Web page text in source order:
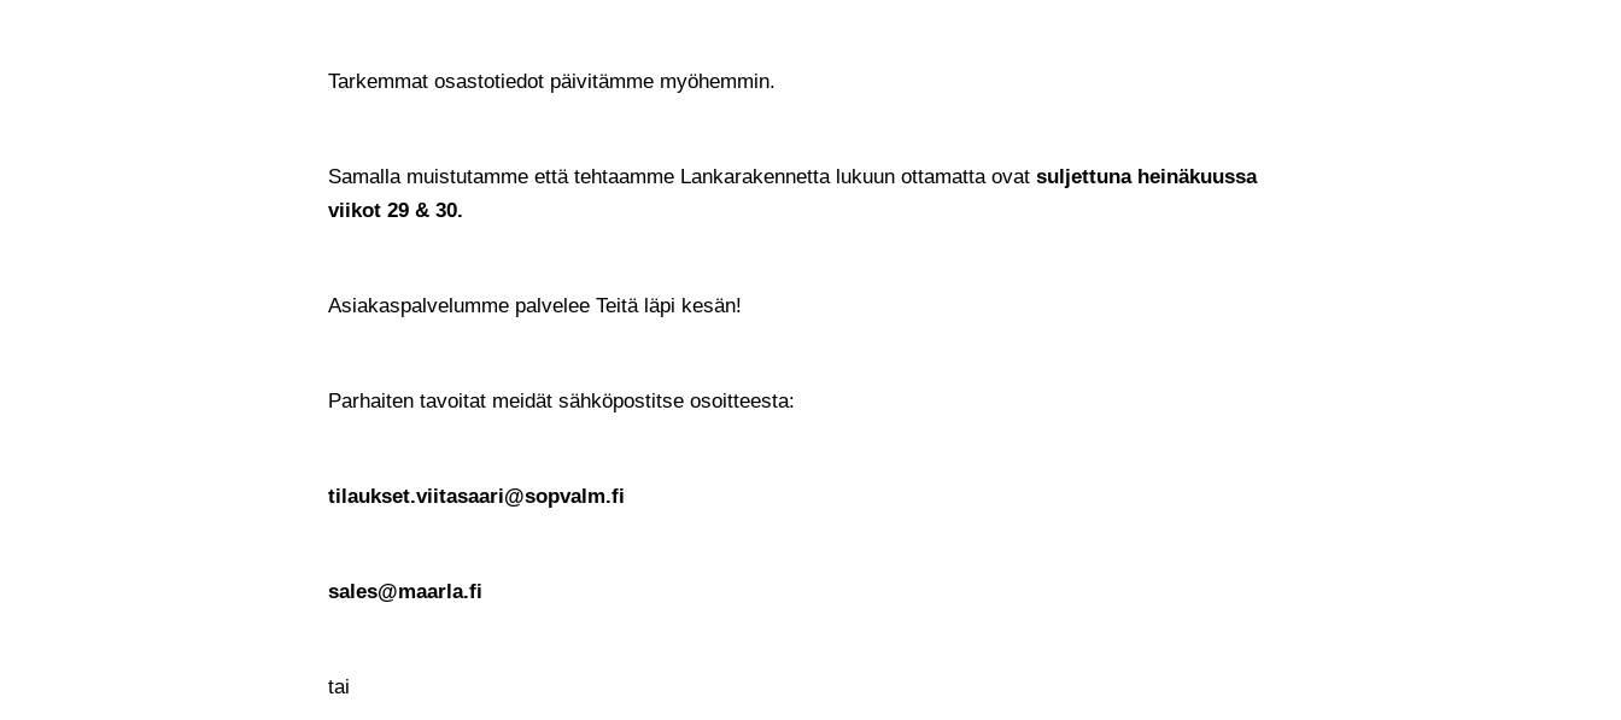
Tarkemmat osastotiedot päivitämme myöhemmin.
Samalla muistutamme että tehtaamme Lankarakennetta lukuun ottamatta ovat suljettuna heinäkuussa
viikot 29 & 30.
Asiakaspalvelumme palvelee Teitä läpi kesän!
Parhaiten tavoitat meidät sähköpostitse osoitteesta:
tilaukset.viitasaari@sopvalm.fi
sales@maarla.fi
tai